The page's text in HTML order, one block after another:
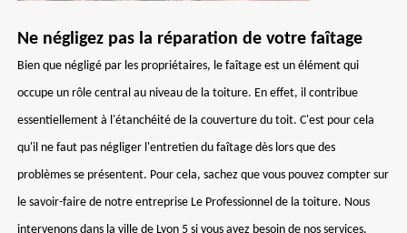
Ne négligez pas la réparation de votre faîtage
Bien que négligé par les propriétaires, le faîtage est un élément qui
occupe un rôle central au niveau de la toiture. En effet, il contribue
essentiellement à l'étanchéité de la couverture du toit. C'est pour cela
qu'il ne faut pas négliger l'entretien du faîtage dès lors que des
problèmes se présentent. Pour cela, sachez que vous pouvez compter sur
le savoir-faire de notre entreprise Le Professionnel de la toiture. Nous
intervenons dans la ville de Lyon 5 si vous avez besoin de nos services.